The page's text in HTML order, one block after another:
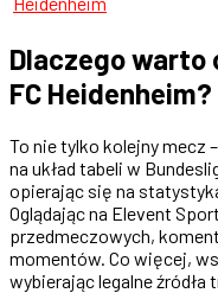
Dlaczego warto
FC Heidenheim?
To nie tylko kolejny mecz
na układ tabeli w
opierając się na
Oglądając na Elevent
przedmeczowych,
momentów. Co więcej,
wybierając legalne źródła